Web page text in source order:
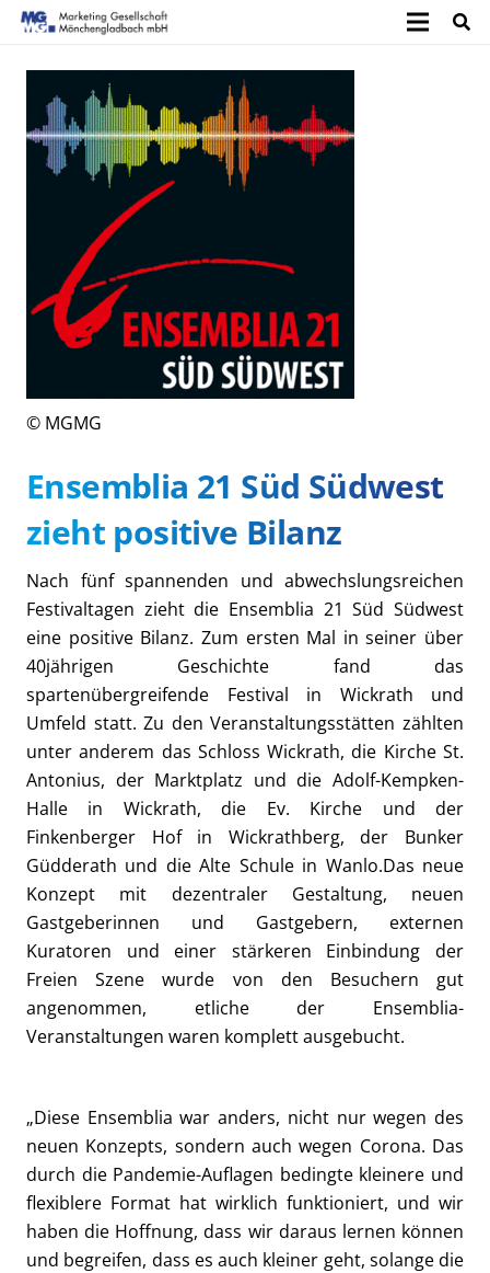
© MGMG
Ensemblia 21 Süd Südwest
zieht positive Bilanz
Nach fünf spannenden und abwechslungsreichen
Festivaltagen zieht die Ensemblia 21 Süd Südwest
eine positive Bilanz. Zum ersten Mal in seiner über
40jährigen Geschichte fand das
spartenübergreifende Festival in Wickrath und
Umfeld statt. Zu den Veranstaltungsstätten zählten
unter anderem das Schloss Wickrath, die Kirche St.
Antonius, der Marktplatz und die Adolf-Kempken-
Halle in Wickrath, die Ev. Kirche und der
Finkenberger Hof in Wickrathberg, der Bunker
Güdderath und die Alte Schule in Wanlo.Das neue
Konzept mit dezentraler Gestaltung, neuen
Gastgeberinnen und Gastgebern, externen
Kuratoren und einer stärkeren Einbindung der
Freien Szene wurde von den Besuchern gut
angenommen, etliche der Ensemblia-
Veranstaltungen waren komplett ausgebucht.
„Diese Ensemblia war anders, nicht nur wegen des
neuen Konzepts, sondern auch wegen Corona. Das
durch die Pandemie-Auflagen bedingte kleinere und
flexiblere Format hat wirklich funktioniert, und wir
haben die Hoffnung, dass wir daraus lernen können
und begreifen, dass es auch kleiner geht, solange die